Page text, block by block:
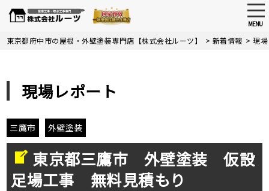
Skip
MENU
東京都府中市の屋根・外壁塗装専門店【株式会社ルーツ】 > 新着情報 >現
現場レポート
三鷹市 外壁塗装
東京都三鷹市 外壁塗装 仮設
足場工事 無料見積もり